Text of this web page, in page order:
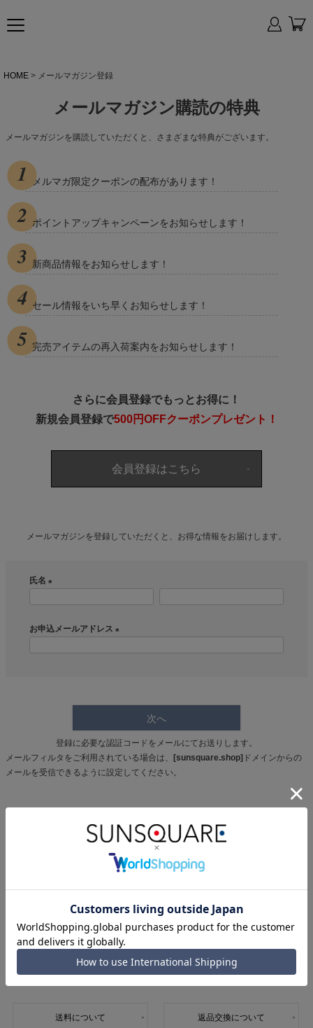
HOME メールマガジン登録
メールマガジン購読の特典
メールマガジンを購読していただくと、さまざまな特典がございます。
メルマガ限定クーポンの配布があります！
ポイントアップキャンペーンをお知らせします！
新商品情報をお知らせします！
セール情報をいち早くお知らせします！
完売アイテムの再入荷案内をお知らせします！
さらに会員登録でもっとお得に！
新規会員登録で500円OFFクーポンプレゼント！
会員登録はこちら
メールマガジンを登録していただくと、お得な情報をお届けします。
氏名
須
お申込メールアドレス
次へ
登録に必要な認証コードをメールにてお送りします。
メールフィルタをご利用されている場合は、 [sunsquare.shop] ドメインからの
メールを受信できるように設定してください。
ITEM SEARCH
商品検索
INFORMATION
送料について 返品交換について